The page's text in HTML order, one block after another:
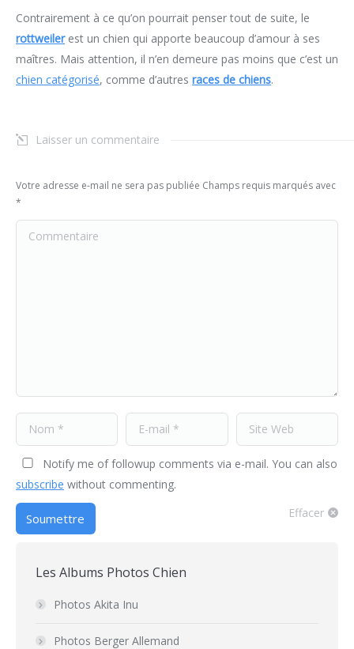
Contrairement à ce qu’on pourrait penser tout de suite, le
rottweilerest un chien qui apporte beaucoup d’amour à ses
maîtres. Mais attention, il n’en demeure pas moins que c’est un
chien catégorisé, comme d’autres races de chiens.
Laisser un commentaire
Votre adresse e-mail ne sera pas publiée Champs requis marqués avec
*
Commentaire
Nom * E-mail * Site Web
Notify me of followup comments via e-mail. You can also
subscribe without commenting.
Effacer
Soumettre
Les Albums Photos Chien
Photos Akita Inu
Photos Berger Allemand